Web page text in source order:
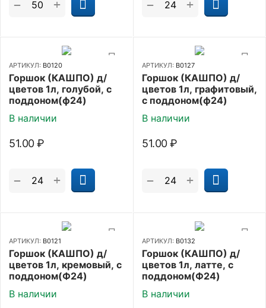
+
− +
−
АРТИКУЛ: В0120
Горшок (КАШПО) д/
цветов 1л, голубой, с
поддоном(ф24)
В наличии
51.00 ₽
+
−
АРТИКУЛ: В0127
Горшок (КАШПО) д/
цветов 1л, графитовый,
с поддоном(ф24)
В наличии
51.00 ₽
+
−
АРТИКУЛ: В0121
Горшок (КАШПО) д/
цветов 1л, кремовый, с
поддоном(Ф24)
В наличии
АРТИКУЛ: В0132
Горшок (КАШПО) д/
цветов 1л, латте, с
поддоном(Ф24)
В наличии